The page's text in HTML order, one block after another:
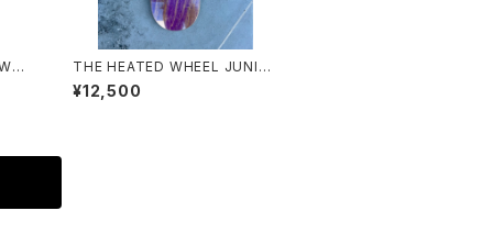
Gl
THE HEATED WHEEL JUNIO
R 7.75 REX MAN
¥12,500